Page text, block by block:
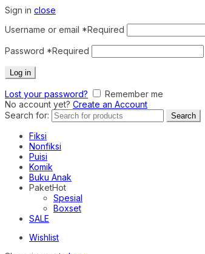
Sign in close
Username or email *Required
Password *Required
Log in
Lost your password?
Remember me
No account yet? Create an Account
Search for:
Search
Fiksi
Nonfiksi
Puisi
Komik
Buku Anak
PaketHot
Spesial
Boxset
SALE
Wishlist